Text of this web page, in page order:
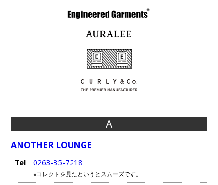
A
ANOTHER LOUNGE
Tel 0263-35-7218
※コレクトを見たというとスムーズです。